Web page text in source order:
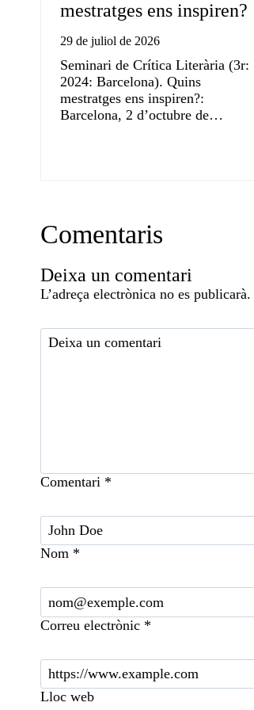
mestratges ens inspiren?
29 de juliol de 2026
Seminari de Crítica Literària (3r:
2024: Barcelona). Quins
mestratges ens inspiren?:
Barcelona, 2 d’octubre de…
Comentaris
Deixa un comentari
L’adreça electrònica no es publicarà.
Comentari *
Nom *
Correu electrònic *
Lloc web